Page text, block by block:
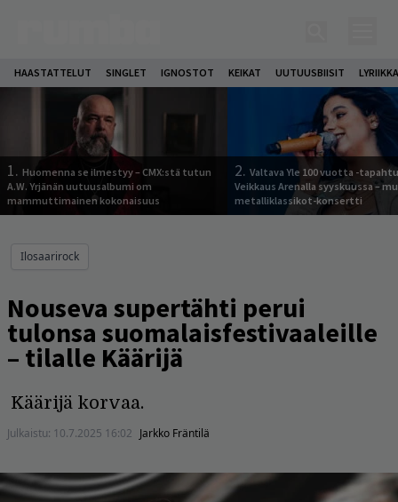
HAASTATTELUT SINGLET IGNOSTOT KEIKAT UUTUUSBIISIT
1. Huomenna se ilmestyy – CMX:stä tutun
A.W. Yrjänän uutuusalbumi om
mammuttimainen kokonaisuus
2. Valtava Yle 100 vuotta -
Veikkaus Arenalla syyskuussa –
metalliklassikot-konsertti
Ilosaarirock
Nouseva supertähti perui
tulonsa suomalaisfestivaaleille
– tilalle Käärijä
Käärijä korvaa.
Julkaistu: 10.7.2025 16:02 Jarkko Fräntilä